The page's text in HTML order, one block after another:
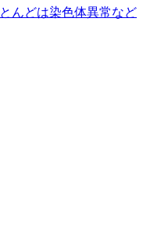
んどは染色体異常など